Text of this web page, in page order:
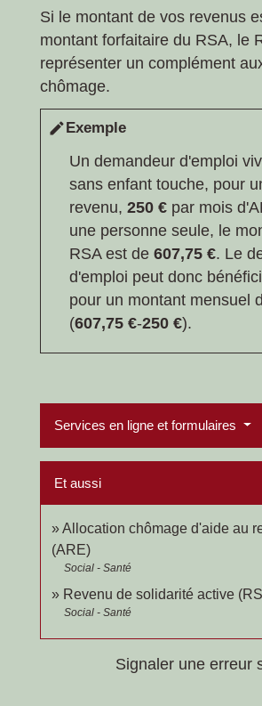
Si le montant de vos revenus
montant forfaitaire du RSA, le
représenter un complément
chômage.
editExemple
Un demandeur d'emploi
sans enfant touche, pour
revenu, 250 € par mois
une personne seule, le
RSA est de 607,75 €. Le
d'emploi peut donc
pour un montant mensuel
(607,75 €-250 €).
Services en ligne et formulaires
Et aussi
Allocation chômage d'aide au
(ARE)
Social - Santé
Revenu de solidarité active
Social - Santé
Signaler une erreur